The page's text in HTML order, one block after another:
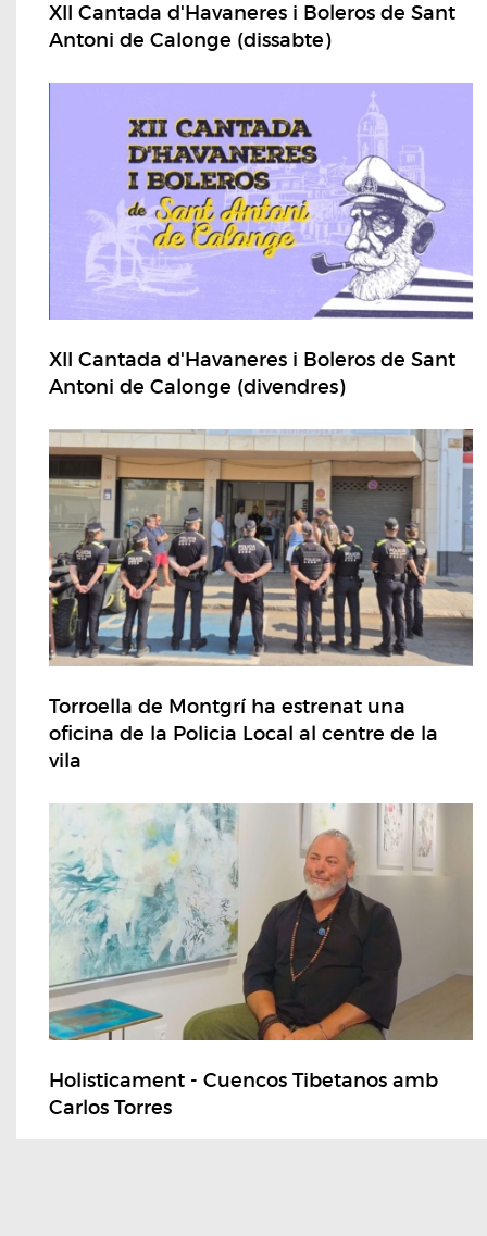
XII Cantada d'Havaneres i Boleros de Sant
Antoni de Calonge (dissabte)
XII Cantada d'Havaneres i Boleros de Sant
Antoni de Calonge (divendres)
Torroella de Montgrí ha estrenat una
oficina de la Policia Local al centre de la
vila
Holisticament - Cuencos Tibetanos amb
Carlos Torres